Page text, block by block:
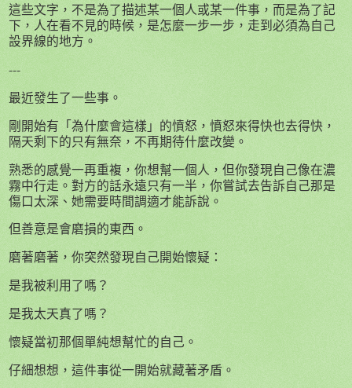
這些文字，不是為了描述某一個人或某一件事，而是為了記
下，人在看不見的時候，是怎麼一步一步，走到必須為自己
設界線的地方。
---
最近發生了一些事。
剛開始有「為什麼會這樣」的憤怒，憤怒來得快也去得快，
隔天剩下的只有無奈，不再期待什麼改變。
熟悉的感覺一再重複，你想幫一個人，但你發現自己像在濃
霧中行走。對方的話永遠只有一半，你嘗試去告訴自己那是
傷口太深、她需要時間調適才能訴說。
但善意是會磨損的東西。
磨著磨著，你突然發現自己開始懷疑：
是我被利用了嗎？
是我太天真了嗎？
懷疑當初那個單純想幫忙的自己。
仔細想想，這件事從一開始就藏著矛盾。